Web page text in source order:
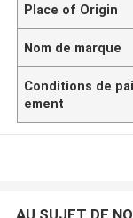
Place of Origin
Nom de marque
Conditions de pai
ement